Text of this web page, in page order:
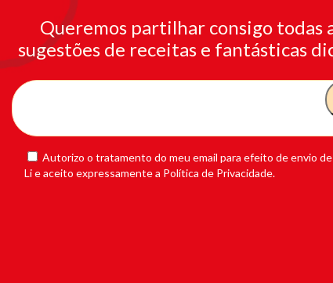
Queremos partilhar consigo todas
sugestões de receitas e fantásticas
Autorizo o tratamento do meu email para efeito de envio
Li e aceito expressamente a Política de Privacidade.